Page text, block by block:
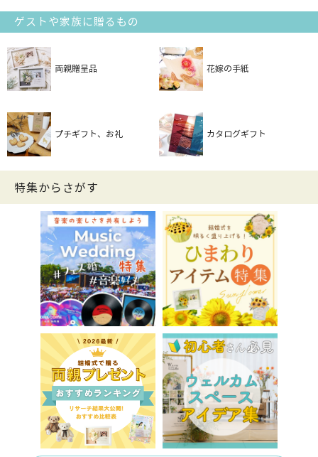
ゲストや家族に贈るもの
両親贈呈品 花嫁の手紙
プチギフト、お礼 カタログギフト
特集からさがす